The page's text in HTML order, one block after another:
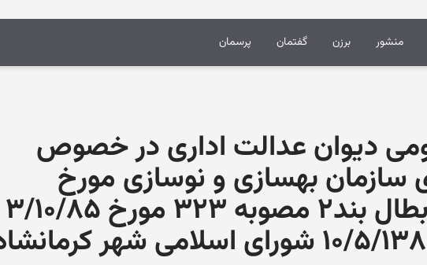
منشور برزن گفتمان پرسمان
هیأت عمومی دیوان عدالت اداری در خصوص
شورای سازمان بهسازی و نوسازی مورخ